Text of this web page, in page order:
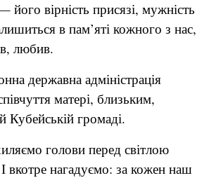
вірність присязі, мужність
в пам’яті кожного з нас,
любив.
державна адміністрація
матері, близьким,
Кубейській громаді.
голови перед світлою
вкотре нагадуємо: за кожен наш